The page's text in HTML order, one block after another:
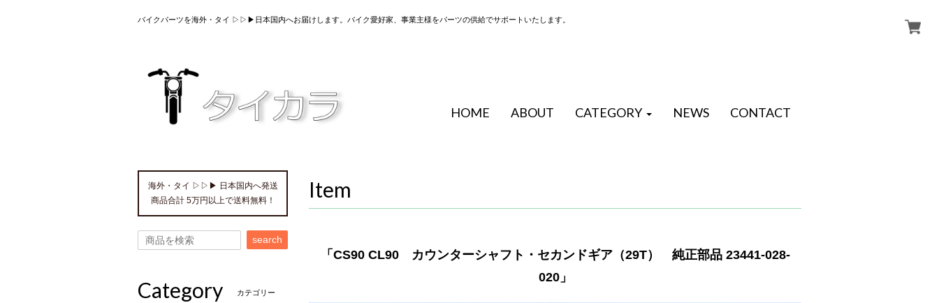
バイクパーツを海外・タイ ▷▷▶日本国内へお届けします。バイク愛好家、事業主様をパーツの供給でサポートいたします。
HOME ABOUT CATEGORY NEWS CONTACT
Item
「CS90 CL90 カウンターシャフト・セカンドギア（29T） 純正部品 23441-028-
020」
海外・タイ ▷▷▶ 日本国内へ発送
商品合計 5万円以上で送料無料！
search
Category カテゴリー